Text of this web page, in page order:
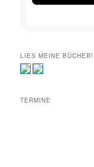
LIES MEINE BÜCHER!
TERMINE